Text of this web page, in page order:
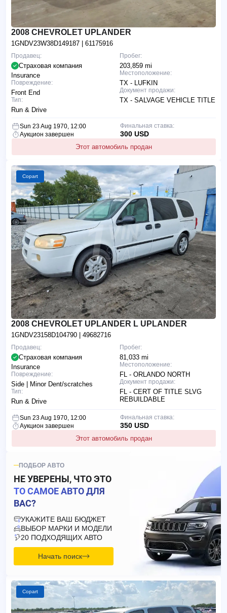
2008 CHEVROLET UPLANDER
1GNDV23W38D149187 | 61175916
Пробег:
203,859 mi
Местоположение:
TX - LUFKIN
Документ продажи:
TX - SALVAGE VEHICLE TITLE
Продавец:
Страховая компания
Insurance
Повреждение:
Front End
Тип:
Run & Drive
Sun 23 Aug 1970, 12:00
Аукцион завершен
Этот автомобиль продан
Финальная ставка:
300 USD
Copart
2008 CHEVROLET UPLANDER L UPLANDER
1GNDV23158D104790 | 49682716
Пробег:
81,033 mi
Местоположение:
FL - ORLANDO NORTH
Документ продажи:
FL - CERT OF TITLE SLVG
REBUILDABLE
Продавец:
Страховая компания
Insurance
Повреждение:
Side | Minor Dent/scratches
Тип:
Run & Drive
Sun 23 Aug 1970, 12:00
Аукцион завершен
Этот автомобиль продан
Финальная ставка:
350 USD
ПОДБОР АВТО
НЕ УВЕРЕНЫ, ЧТО ЭТО
ТО САМОЕ АВТО ДЛЯ
ВАС?
УКАЖИТЕ ВАШ БЮДЖЕТ
ВЫБОР МАРКИ И МОДЕЛИ
20 ПОДХОДЯЩИХ АВТО
Начать поиск
Copart